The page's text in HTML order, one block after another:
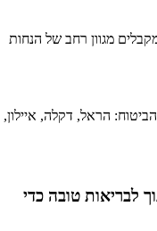
מגוון רחב של הנחות
הראל, דקלה, איילון,
לבריאות טובה כדי